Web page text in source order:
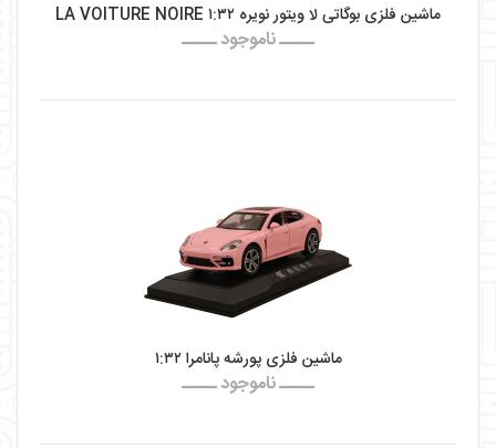
ماشین فلزی بوگاتی لا ویتور نویره LA VOITURE NOIRE ۱:۳۲
ـــــ ناموجود ـــــ
ماشین فلزی پورشه پانامرا ۱:۳۲
ـــــ ناموجود ـــــ